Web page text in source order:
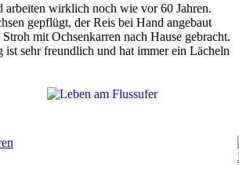
arbeiten wirklich noch wie vor 60 Jahren.
gepflügt, der Reis bei Hand angebaut
mit Ochsenkarren nach Hause gebracht.
sehr freundlich und hat immer ein Lächeln